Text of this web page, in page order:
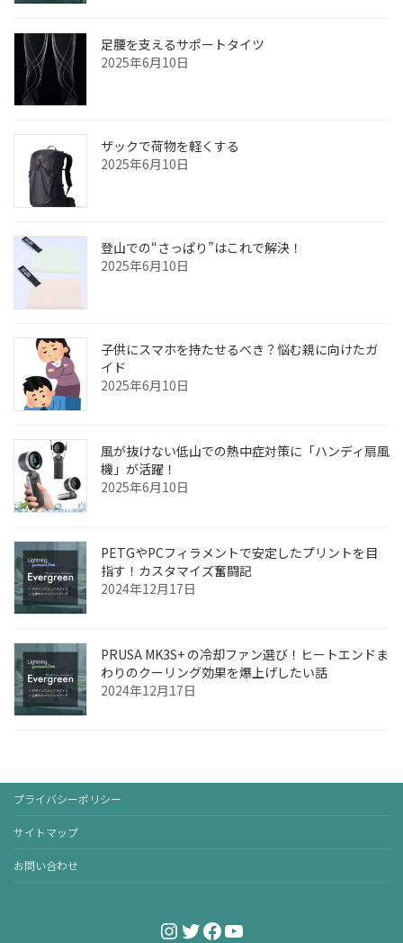
足腰を支えるサポートタイツ
2025年6月10日
ザックで荷物を軽くする
2025年6月10日
登山での“さっぱり”はこれで解決！
2025年6月10日
子供にスマホを持たせるべき？悩む親に向けたガ
イド
2025年6月10日
風が抜けない低山での熱中症対策に「ハンディ扇風
機」が活躍！
2025年6月10日
PETGやPCフィラメントで安定したプリントを目
指す！カスタマイズ奮闘記
2024年12月17日
PRUSA MK3S+ の冷却ファン選び！ヒートエンドま
わりのクーリング効果を爆上げしたい話
2024年12月17日
プライバシーポリシー
サイトマップ
お問い合わせ
Instagram
Twitter
Facebook
YouTube